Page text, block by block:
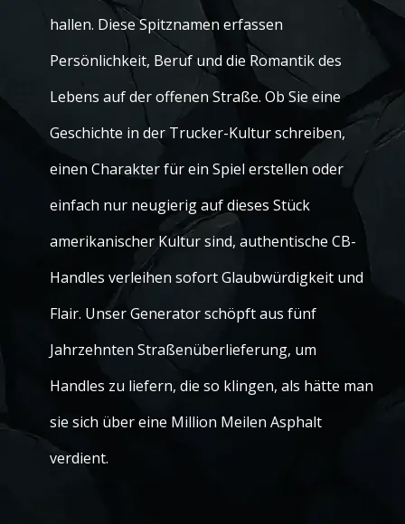
hallen. Diese Spitznamen erfassen
Persönlichkeit, Beruf und die Romantik des
Lebens auf der offenen Straße. Ob Sie eine
Geschichte in der Trucker-Kultur schreiben,
einen Charakter für ein Spiel erstellen oder
einfach nur neugierig auf dieses Stück
amerikanischer Kultur sind, authentische CB-
Handles verleihen sofort Glaubwürdigkeit und
Flair. Unser Generator schöpft aus fünf
Jahrzehnten Straßenüberlieferung, um
Handles zu liefern, die so klingen, als hätte man
sie sich über eine Million Meilen Asphalt
verdient.